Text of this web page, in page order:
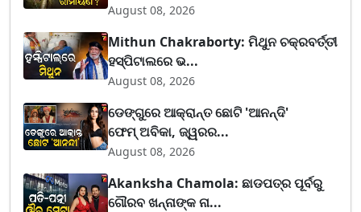
August 08, 2026
Mithun Chakraborty: ମିଥୁନ ଚକ୍ରବର୍ତ୍ତୀ
ହସ୍ପିଟାଲରେ ଭ...
August 08, 2026
ଡେଙ୍ଗୁରେ ଆକ୍ରାନ୍ତ ଛୋଟି 'ଆନନ୍ଦି'
ଫେମ୍‌ ଅବିକା, ଜ୍ୱରର...
August 08, 2026
Akanksha Chamola: ଛାଡପତ୍ର ପୂର୍ବରୁ
ଗୌରବ ଖନ୍ନାଙ୍କ ନା...